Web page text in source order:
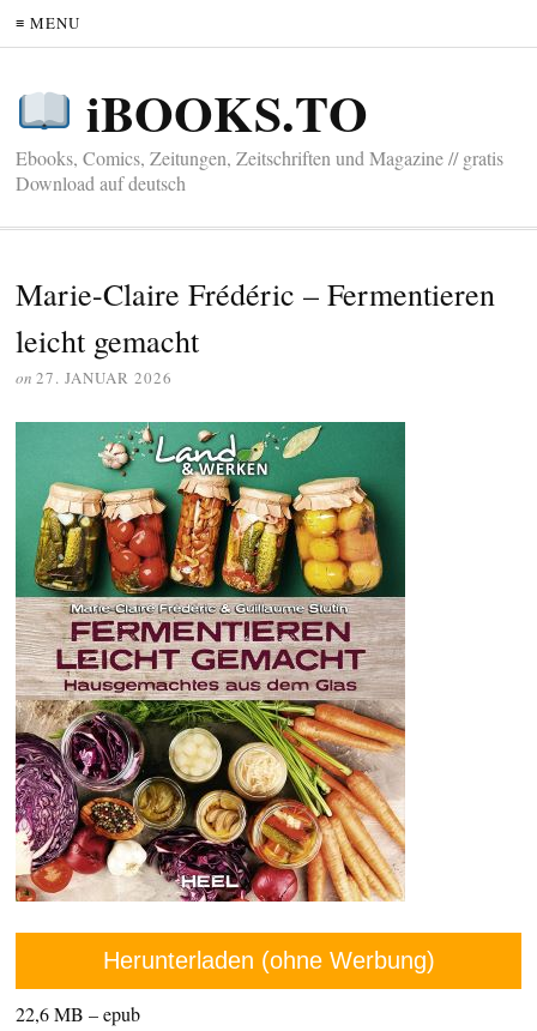
≡ MENU
iBOOKS.TO
Ebooks, Comics, Zeitungen, Zeitschriften und Magazine // gratis
Download auf deutsch
Marie-Claire Frédéric – Fermentieren
leicht gemacht
on 27. JANUAR 2026
Herunterladen (ohne Werbung)
22,6 MB – epub